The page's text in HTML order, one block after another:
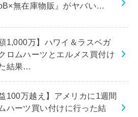
無在庫物販』がヤバい…
額1,000万】ハワイ＆ラスベガ
ロムハーツとエルメス買付け
結果…
益100万越え】アメリカに1週間
ハーツ買い付けに行った結